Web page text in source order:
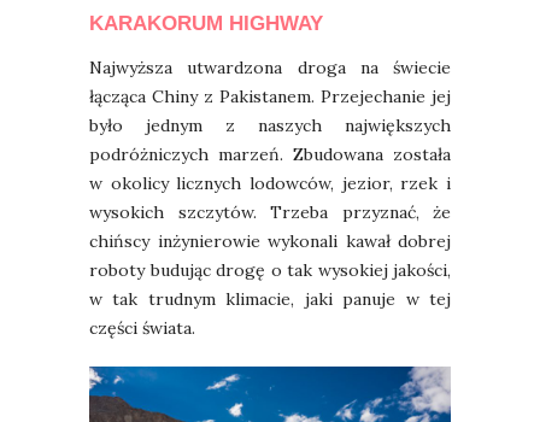
KARAKORUM HIGHWAY
Najwyższa utwardzona droga na świecie
łącząca Chiny z Pakistanem. Przejechanie jej
było jednym z naszych największych
podróżniczych marzeń. Zbudowana została
w okolicy licznych lodowców, jezior, rzek i
wysokich szczytów. Trzeba przyznać, że
chińscy inżynierowie wykonali kawał dobrej
roboty budując drogę o tak wysokiej jakości,
w tak trudnym klimacie, jaki panuje w tej
części świata.